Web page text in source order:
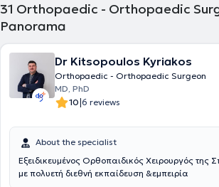
31 Orthopaedic - Orthopaedic
Panorama
Dr Kitsopoulos Kyriakos
Orthopaedic - Orthopaedic Surgeon
MD, PhD
10|6 reviews
About the specialist
Εξειδικευμένος Ορθοπαιδικός Χειρουργός της
με πολυετή διεθνή εκπαίδευση &εμπειρία